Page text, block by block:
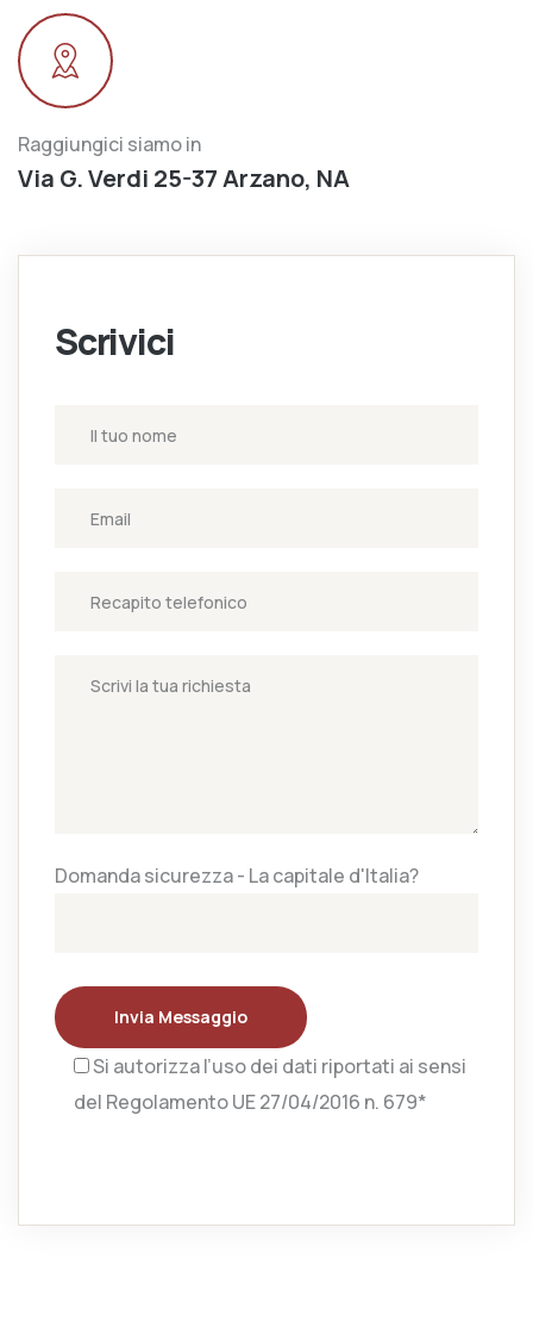
Raggiungici siamo in
Via G. Verdi 25-37 Arzano, NA
Scrivici
Domanda sicurezza - La capitale d'Italia?
Invia Messaggio
Si autorizza l’uso dei dati riportati ai sensi
del Regolamento UE 27/04/2016 n. 679*